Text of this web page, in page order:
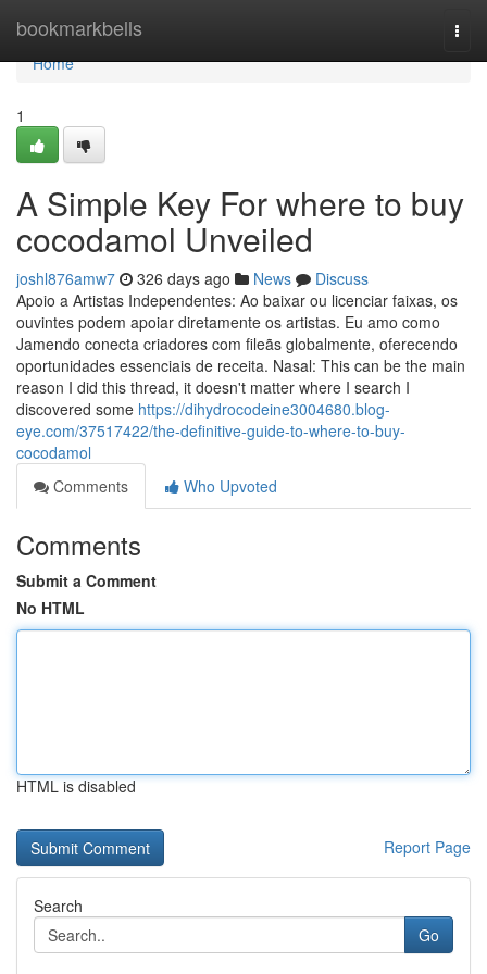
bookmarkbells
Home
Home
1
A Simple Key For where to buy
cocodamol Unveiled
joshl876amw7 326 days ago News
Discuss
Apoio a Artistas Independentes: Ao baixar ou licenciar faixas, os
ouvintes podem apoiar diretamente os artistas. Eu amo como
Jamendo conecta criadores com fileãs globalmente, oferecendo
oportunidades essenciais de receita. Nasal: This can be the main
reason I did this thread, it doesn't matter where I search I
discovered some https://dihydrocodeine3004680.blog-
eye.com/37517422/the-definitive-guide-to-where-to-buy-
cocodamol
Comments
Who Upvoted
Comments
Submit a Comment
No HTML
HTML is disabled
Report Page
Search
Go